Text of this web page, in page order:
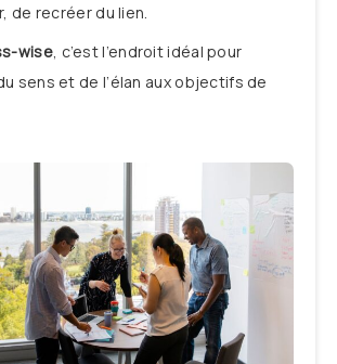
de recréer du lien.
wise, c’est l’endroit idéal pour
sens et de l’élan aux objectifs de